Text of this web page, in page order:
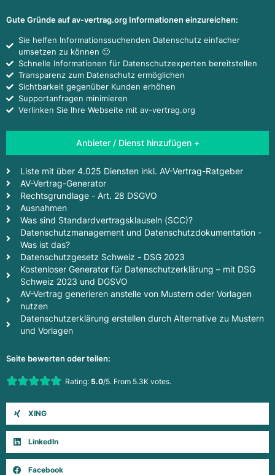
Gute Gründe auf av-vertrag.org Informationen einzureichen:
Sie helfen Informationssuchenden Datenschutz einfacher
umsetzen zu können 🙂
Schnelle Informationen für Datenschutzexperten bereitstellen
Transparenz zum Datenschutz ermöglichen
Sichtbarkeit gegenüber Kunden erhöhen
Supportanfragen minimieren
Verlinken Sie Ihre Webseite mit av-vertrag.org
Anbieter / Dienst hinzufügen +
Liste mit über 4.025 Diensten inkl. AV-Vertrag-Ratgeber
AV-Vertrag-Generator
Rechtsgrundlage - Art. 28 DSGVO
Ausnahmen
Was sind Standardvertragsklauseln (SCC)?
Datenschutzmanagement und Datenschutzdokumentation -
Was ist das?
Datenschutzgesetz Schweiz - DSG 2023
Kostenloser Generator für Datenschutzerklärung – mit DSG
Schweiz 2023 und DGSVO
AV-Vertrag generieren anstelle von Mustern oder Vorlagen
nutzen
Datenschutzerklärung erstellen durch Alternative zu Mustern
und Vorlagen
Seite bewerten oder teilen:
Rate this item:Rating: 5.0/5. From 5.3K votes.
XING
LinkedIn
Facebook